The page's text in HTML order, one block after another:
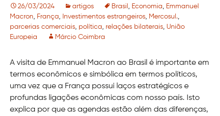
26/03/2024 artigos Brasil , Economia, Emmanuel
Macron, França, Investimentos estrangeiros, Mercosul.,
parcerias comerciais, política, relações bilaterais, União
Europeia
Márcio Coimbra
A visita de Emmanuel Macron ao Brasil é importante em
termos econômicos e simbólica em termos políticos,
uma vez que a França possui laços estratégicos e
profundas ligações econômicas com nosso país. Isto
explica por que as agendas estão além das diferenças,